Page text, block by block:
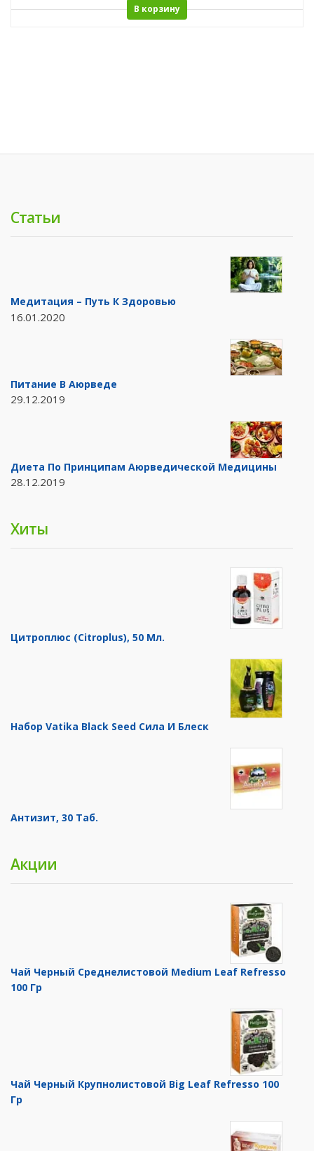
В корзину
Статьи
Медитация – Путь К Здоровью
16.01.2020
Питание В Аюрведе
29.12.2019
Диета По Принципам Аюрведической Медицины
28.12.2019
Хиты
Цитроплюс (Citroplus), 50 Мл.
Набор Vatika Black Seed Сила И Блеск
Антизит, 30 Таб.
Акции
Чай Черный Среднелистовой Medium Leaf Refresso
100 Гр
Чай Черный Крупнолистовой Big Leaf Refresso 100
Гр